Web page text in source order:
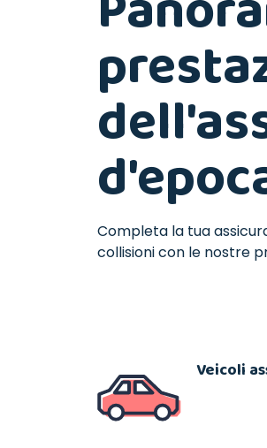
Completa la tua
collisioni con le nostre
Veicoli